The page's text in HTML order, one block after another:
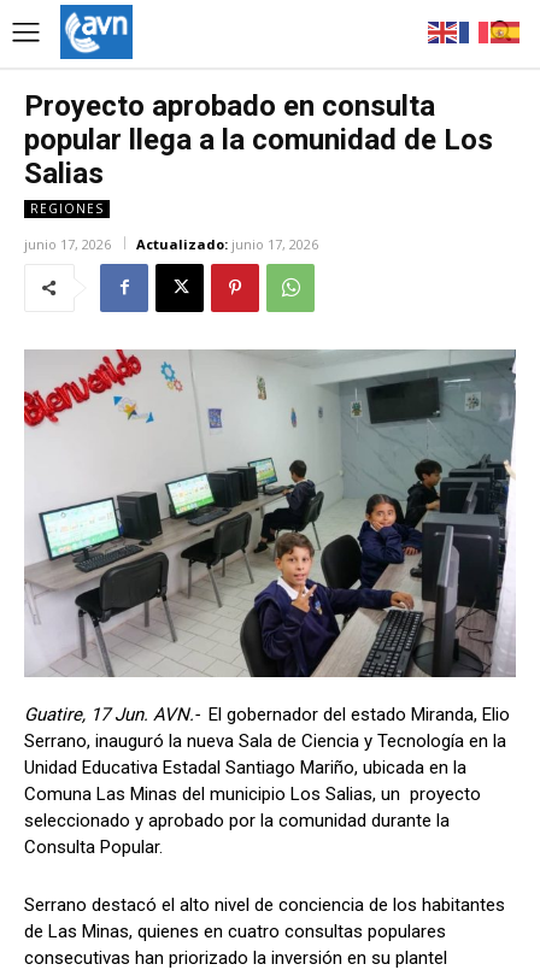
Proyecto aprobado en consulta
popular llega a la comunidad de Los
Salias
REGIONES
junio 17, 2026 Actualizado: junio 17, 2026
Guatire, 17 Jun. AVN.- El gobernador del estado Miranda, Elio
Serrano, inauguró la nueva Sala de Ciencia y Tecnología en la
Unidad Educativa Estadal Santiago Mariño, ubicada en la
Comuna Las Minas del municipio Los Salias, un proyecto
seleccionado y aprobado por la comunidad durante la
Consulta Popular.
Serrano destacó el alto nivel de conciencia de los habitantes
de Las Minas, quienes en cuatro consultas populares
consecutivas han priorizado la inversión en su plantel